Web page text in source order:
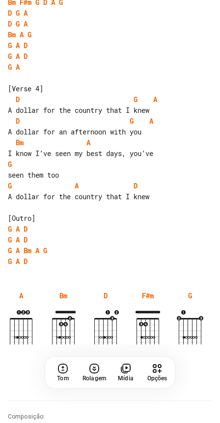
Bm F#m G D A G
D G A
D G A
Bm A G
G A D
G A D
G A
D
G
A
D
G
A
Bm
A
G
G
A
D
A dollar for the country that I knew
G A D
G A D
G A Bm A G
G A D
A Bm D F#m G
Tom Rolagem Mídia Opções
Composição: